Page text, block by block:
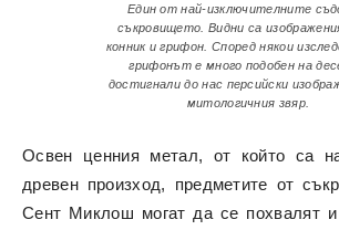
Един от най-изключителните
съкровището. Видни са
конник и грифон. Според някои
грифонът е много подобен на
достигнали до нас персийски
митологичния звяр.
Освен ценния метал, от който са
древен произход, предметите от
Сент Миклош могат да се похвалят